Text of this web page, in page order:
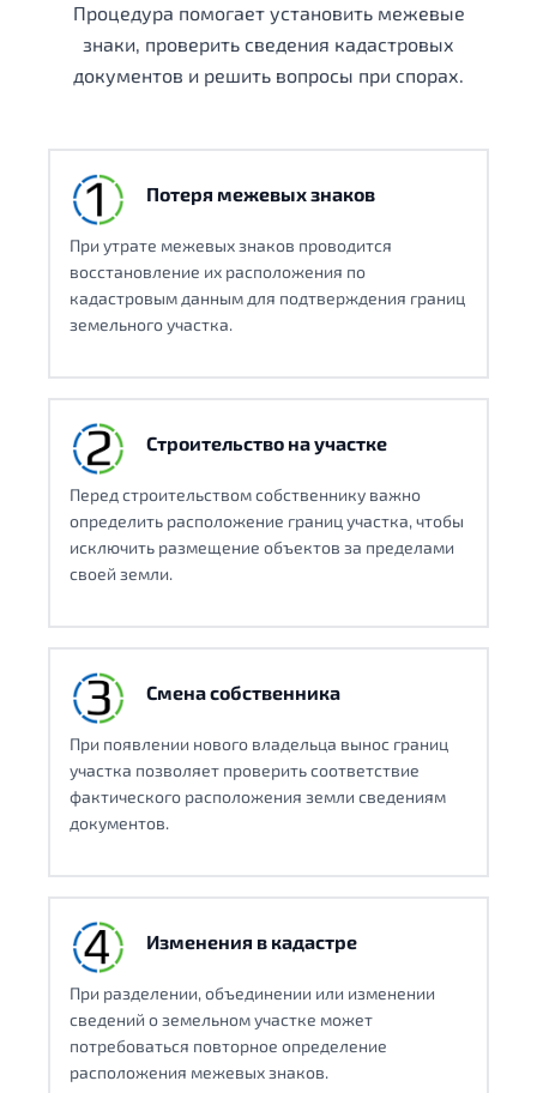
Процедура помогает установить межевые
знаки, проверить сведения кадастровых
документов и решить вопросы при спорах.
Потеря межевых знаков
При утрате межевых знаков проводится
восстановление их расположения по
кадастровым данным для подтверждения границ
земельного участка.
Строительство на участке
Перед строительством собственнику важно
определить расположение границ участка, чтобы
исключить размещение объектов за пределами
своей земли.
Смена собственника
При появлении нового владельца вынос границ
участка позволяет проверить соответствие
фактического расположения земли сведениям
документов.
Изменения в кадастре
При разделении, объединении или изменении
сведений о земельном участке может
потребоваться повторное определение
расположения межевых знаков.